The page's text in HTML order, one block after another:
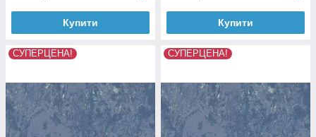
Купити Купити
СУПЕРЦЕНА! СУПЕРЦЕНА!